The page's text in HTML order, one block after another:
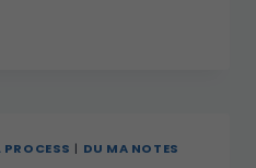
| DU MA NOTES